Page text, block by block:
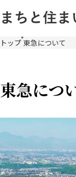
メ
コ
ン
ン
移
動
トップ 東急について
東急につ